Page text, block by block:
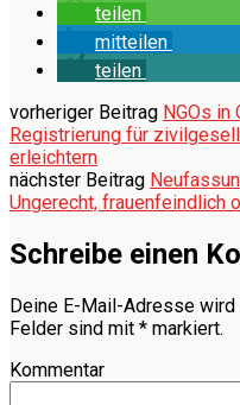
teilen
mitteilen
teilen
vorheriger Beitrag NGOs in
Registrierung für
erleichtern
nächster Beitrag
Ungerecht, frauenfeindlich
Schreibe einen
Deine E-Mail-Adresse
Felder sind mit * markiert.
Kommentar